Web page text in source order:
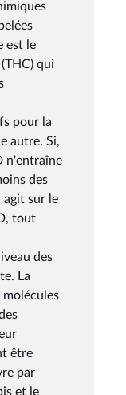
est le
qui
pour la
autre. Si,
n'entraîne
des
agit sur le
tout
des
La
être
par
et le